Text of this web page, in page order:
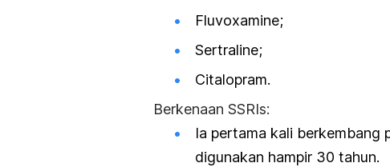
Fluvoxamine;
Sertraline;
Citalopram.
Berkenaan SSRIs:
Ia pertama kali berkembang
digunakan hampir 30 tahun.